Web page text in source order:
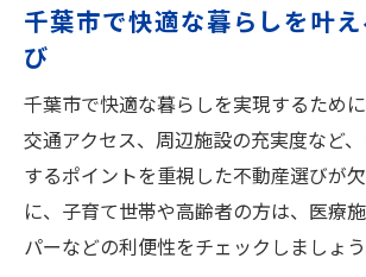
不動産価値を高めるリノベー
法
おしゃれな空間作りなら千葉市の
不動産で実現するおしゃれな
間
千葉市で快適な暮らしを叶
び
千葉市で快適な暮らしを実現するため
交通アクセス、周辺施設の充実度など
するポイントを重視した不動産選びが
に、子育て世帯や高齢者の方は、医療
パーなどの利便性をチェックしましょう